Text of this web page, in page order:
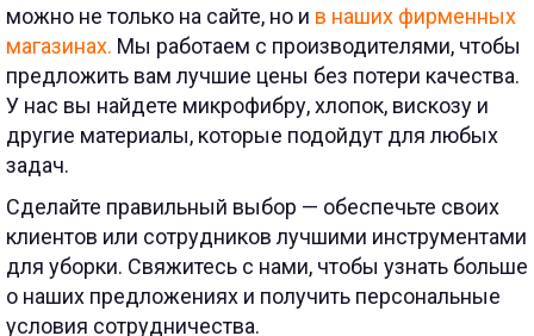
можно не только на сайте, но и в наших фирменных
магазинах. Мы работаем с производителями, чтобы
предложить вам лучшие цены без потери качества.
У нас вы найдете микрофибру, хлопок, вискозу и
другие материалы, которые подойдут для любых
задач.
Сделайте правильный выбор — обеспечьте своих
клиентов или сотрудников лучшими инструментами
для уборки. Свяжитесь с нами, чтобы узнать больше
о наших предложениях и получить персональные
условия сотрудничества.